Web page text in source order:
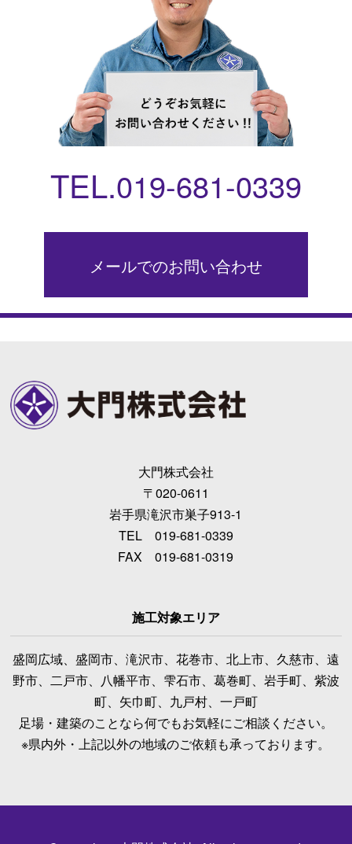
TEL.019-681-0339
メールでのお問い合わせ
大門株式会社
〒020-0611
岩手県滝沢市巣子913-1
TEL 019-681-0339
FAX 019-681-0319
施工対象エリア
盛岡広域、盛岡市、滝沢市、花巻市、北上市、久慈市、遠
野市、二戸市、八幡平市、雫石市、葛巻町、岩手町、紫波
町、矢巾町、九戸村、一戸町
足場・建築のことなら何でもお気軽にご相談ください。
※県内外・上記以外の地域のご依頼も承っております。